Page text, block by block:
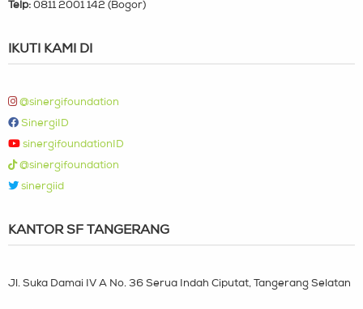
Telp: 0811 2001 142 (Bogor)
IKUTI KAMI DI
@sinergifoundation
SinergiID
sinergifoundationID
@sinergifoundation
sinergiid
KANTOR SF TANGERANG
Jl. Suka Damai IV A No. 36 Serua Indah Ciputat, Tangerang Selatan